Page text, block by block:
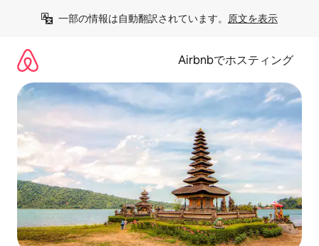
一部の情報は自動翻訳されています。 原文を表示
Airbnbでホスティング